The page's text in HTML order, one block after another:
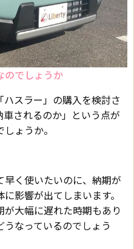
のでしょうか
スラー」の購入を検討さ
されるのか」という点が
ょうか。
く使いたいのに、納期が
影響が出てしまいます。
大幅に遅れた時期もあり
なっているのでしょう